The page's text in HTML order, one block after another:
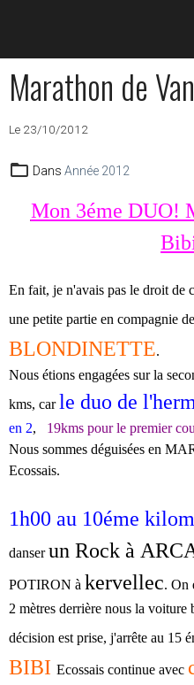
Marathon de
Le 23/10/2012
Dans Année 2012
Mon 3éme DUO!
En fait, je n'avais pas le droit de
une petite partie en compagnie de
BLONDINETTE.
Nous étions engagées sur la
kms, carle duo de
en 2, 19kms pour le premier
Nous sommes déguisées en
Ecossais.
1h00 au 10éme
danserun Rock à
POTIRON à kervellec. On
2 mètres derrière nous la voiture
décision est prise, j'arrête au 15
BIBI Ecossais continue avec